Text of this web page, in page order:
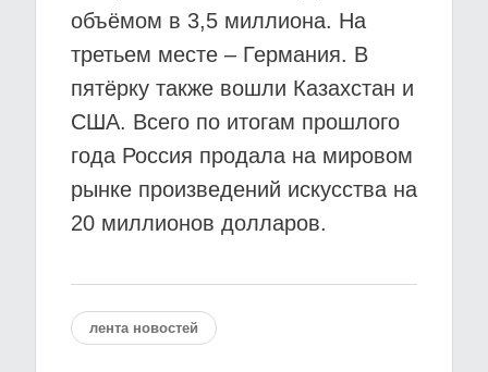
объёмом в 3,5 миллиона. На
третьем месте – Германия. В
пятёрку также вошли Казахстан и
США. Всего по итогам прошлого
года Россия продала на мировом
рынке произведений искусства на
20 миллионов долларов.
лента новостей